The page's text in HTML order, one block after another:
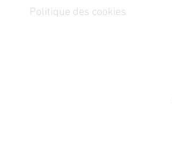
Politique des cookies